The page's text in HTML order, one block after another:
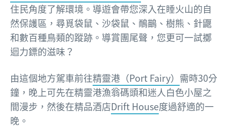
住民角度了解環境。導遊會帶您深入在睡火山的自
然保護區，尋覓袋鼠、沙袋鼠、鴯鶓、樹熊、針鼴
和數百種鳥類的蹤跡。導賞團尾聲，您更可一試擲
迴力鏢的滋味？
由這個地方駕車前往精靈港（Port Fairy） 需時30分
鐘，晚上可先在精靈港漁翁碼頭和迷人白色小屋之
間漫步，然後在精品酒店Drift House度過舒適的一
晚。